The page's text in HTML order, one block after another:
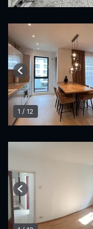
1 / 12
Previous
Previous